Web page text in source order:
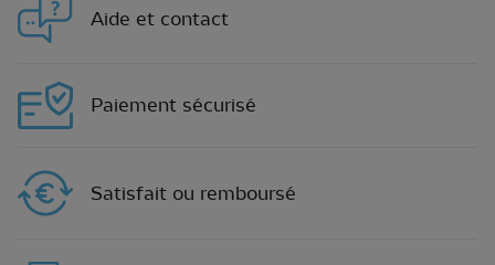
Aide et contact
Paiement sécurisé
Satisfait ou remboursé